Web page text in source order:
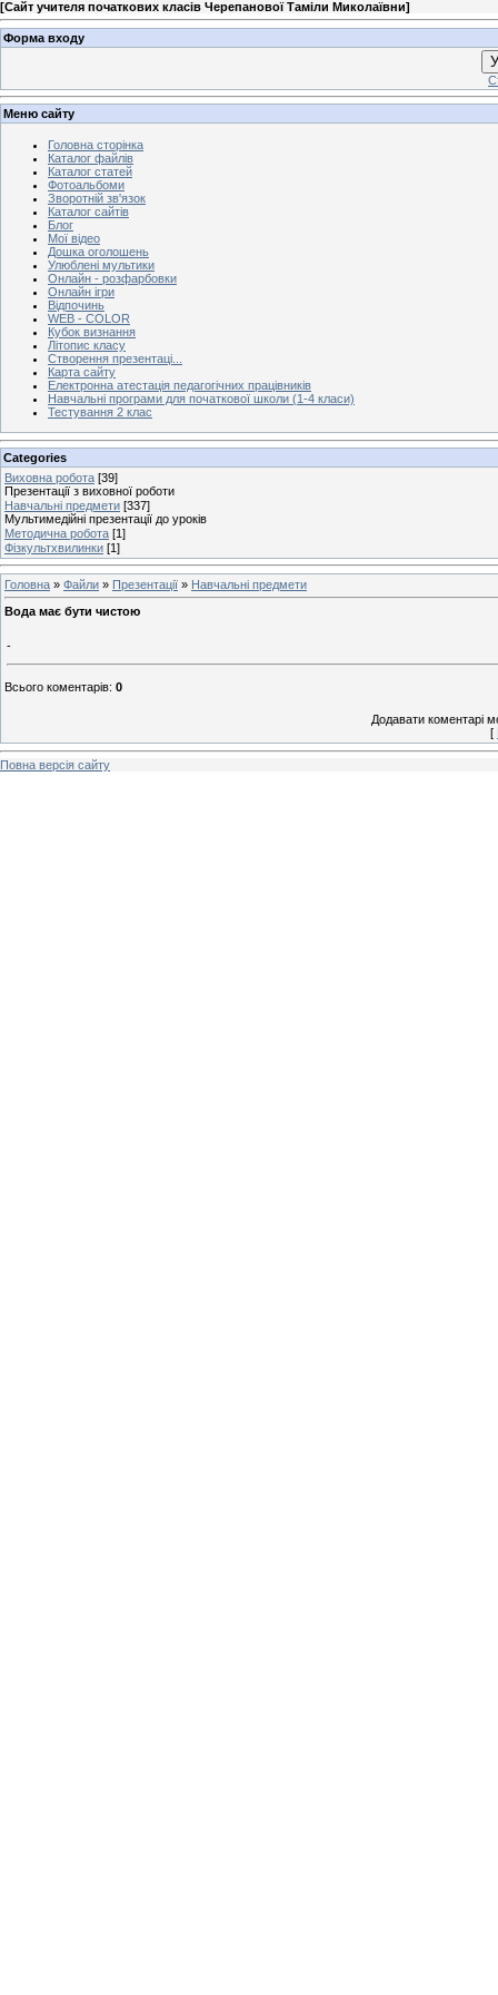
[Сайт учителя початкових класів Черепанової Таміли Миколаївни]
Форма входу
Меню сайту
Головна сторінка
Каталог файлів
Каталог статей
Фотоальбоми
Зворотній зв'язок
Каталог сайтів
Блог
Мої відео
Дошка оголошень
Улюблені мультики
Онлайн - розфарбовки
Онлайн ігри
Відпочинь
WEB - COLOR
Кубок визнання
Літопис класу
Створення презентаці...
Карта сайту
Електронна атестація педагогічних працівників
Навчальні програми для початкової школи (1-4 класи)
Тестування 2 клас
Categories
Виховна робота [39]
Презентації з виховної роботи
Навчальні предмети [337]
Мультимедійні презентації до уроків
Методична робота [1]
Фізкультхвилинки [1]
Головна » Файли » Презентації » Навчальні предмети
Вода має бути чистою
-
Всього коментарів: 0
Додавати коментарі
[
Повна версія сайту